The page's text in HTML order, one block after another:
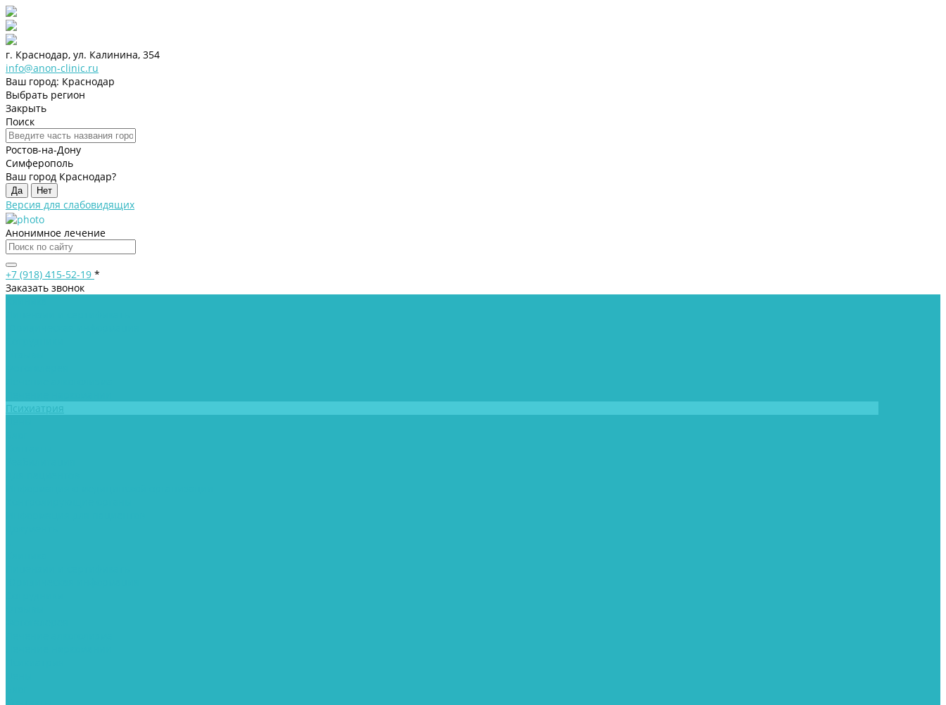
г. Краснодар, ул. Калинина, 354
info@anon-clinic.ru
Ваш город: Краснодар
Выбрать регион
Закрыть
Поиск
Ростов-на-Дону
Симферополь
Ваш город Краснодар?
Да Нет
Версия для слабовидящих
Анонимное лечение
+7 (918) 415-52-19 *
Заказать звонок
Психиатрия